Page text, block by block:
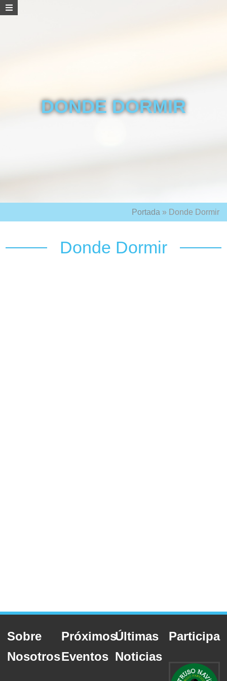
DONDE DORMIR
Portada » Donde Dormir
Donde Dormir
Sobre
Nosotros
Próximos
Eventos
Últimas
Noticias
Participa